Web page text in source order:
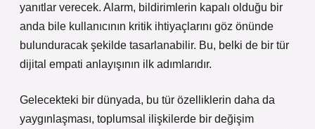
yanıtlar verecek. Alarm, bildirimlerin kapalı olduğu bir
anda bile kullanıcının kritik ihtiyaçlarını göz önünde
bulunduracak şekilde tasarlanabilir. Bu, belki de bir tür
dijital empati anlayışının ilk adımlarıdır.
Gelecekteki bir dünyada, bu tür özelliklerin daha da
yaygınlaşması, toplumsal ilişkilerde bir değişim